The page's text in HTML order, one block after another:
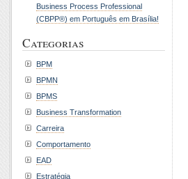
Business Process Professional
(CBPP®) em Português em Brasília!
Categorias
BPM
BPMN
BPMS
Business Transformation
Carreira
Comportamento
EAD
Estratégia